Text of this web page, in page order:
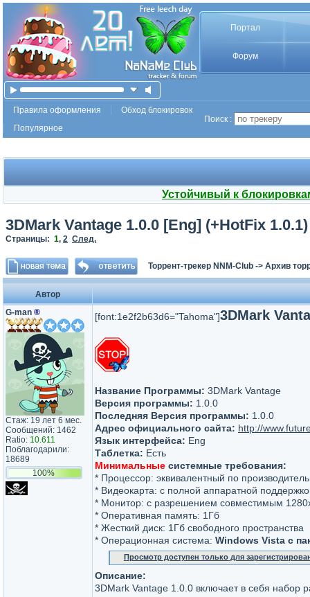
Портал
Форум
Правила оформления
Обход блокировок
Популярное
Поиск :
Устойчивый к
3DMark Vantage 1.0.0 [Eng] (+HotFix 1.0.1)
Страницы: 1, 2 След.
Торрент-трекер NNM-Club -> Архив
Автор
G-man ®
Стаж: 19 лет 6 мес.
Сообщений: 1462
Ratio: 10.611
Поблагодарили:
18689
100%
[font:1e2f2b63d6="Tahoma"]3DMark
Название Программы: 3DMark Vantage
Версия программы: 1.0.0
Последняя Версия программы: 1.0.0
Адрес официального сайта: http://
Язык интерфейса: Eng
Таблетка: Есть
Минимальные системные требования:
* Процессор: эквивалентный по
* Видеокарта: с полной аппаратной
* Монитор: с разрешением совместимым
* Оперативная память: 1Гб
* Жесткий диск: 1Гб свободного пространства
* Операционная система: Windows Vista с
Просмотр доступен только для
Описание:
3DMark Vantage 1.0.0 включает в себя набор